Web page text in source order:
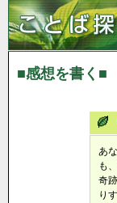
■感想を書く■
あ
も
奇
り